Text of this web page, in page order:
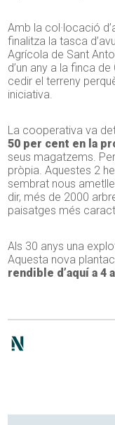
Amb la col·locació
finalitza la tasca
Agrícola de Sant
d’un any a la finca
cedir el terreny
iniciativa.
La cooperativa va
50 per cent en la
seus magatzems.
pròpia. Aquestes 2
sembrat nous
dir, més de 2000
paisatges més
Als 30 anys una
Aquesta nova
rendible d’aquí a 4